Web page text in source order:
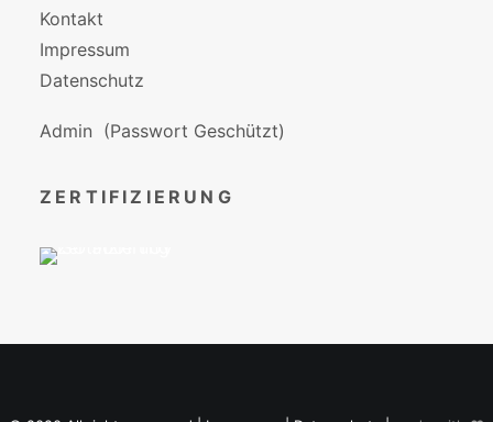
Kontakt
Impressum
Datenschutz
Admin (Passwort Geschützt)
ZERTIFIZIERUNG